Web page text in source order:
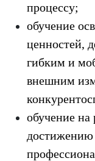
процессу;
обучение
ценностей,
гибким и
внешним
обучение на
достижению